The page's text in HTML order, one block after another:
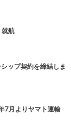
就航
ップ契約を締結しま
7月よりヤマト運輸